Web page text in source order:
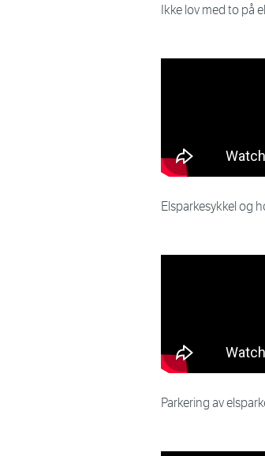
Ikke lov med to på
Elsparkesykkel og
Parkering av